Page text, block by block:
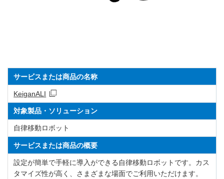
サービスまたは商品の名称
KeiganALI
対象製品・ソリューション
自律移動ロボット
サービスまたは商品の概要
設定が簡単で手軽に導入ができる自律移動ロボットです。カス
タマイズ性が高く、さまざまな場面でご利用いただけます。